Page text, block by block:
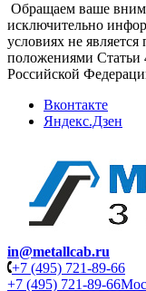
Обращаем ваше
исключительно
условиях не
положениями Статьи
Российской
Вконтакте
Яндекс.Дзен
in@metallcab.ru
+7 (495) 721-89-66
+7 (495) 721-89-66